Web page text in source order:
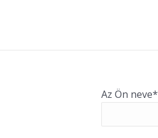
Az Ön neve*